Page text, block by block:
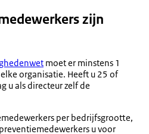
zijn
moet er minstens 1
organisatie. Heeft u 25 of
u als directeur zelf de
per bedrijfsgrootte,
u voor